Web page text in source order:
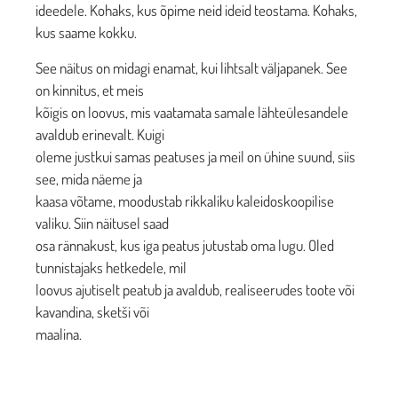
ideedele. Kohaks, kus õpime neid ideid teostama. Kohaks,
kus saame kokku.
See näitus on midagi enamat, kui lihtsalt väljapanek. See
on kinnitus, et meis
kõigis on loovus, mis vaatamata samale lähteülesandele
avaldub erinevalt. Kuigi
oleme justkui samas peatuses ja meil on ühine suund, siis
see, mida näeme ja
kaasa võtame, moodustab rikkaliku kaleidoskoopilise
valiku. Siin näitusel saad
osa rännakust, kus iga peatus jutustab oma lugu. Oled
tunnistajaks hetkedele, mil
loovus ajutiselt peatub ja avaldub, realiseerudes toote või
kavandina, sketši või
maalina.